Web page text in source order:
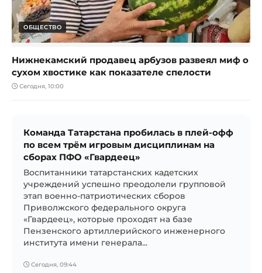
ОБЩЕСТВО
Нижнекамский продавец арбузов развеял миф о
сухом хвостике как показателе спелости
Сегодня, 10:00
Команда Татарстана пробилась в плей-офф
по всем трём игровым дисциплинам на
сборах ПФО «Гвардеец»
Воспитанники татарстанских кадетских
учреждений успешно преодолели групповой
этап военно-патриотических сборов
Приволжского федерального округа
«Гвардеец», которые проходят на базе
Пензенского артиллерийского инженерного
института имени генерала...
Сегодня, 09:44